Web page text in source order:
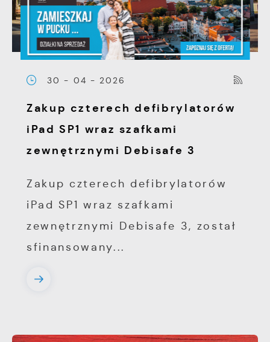
30 - 04 - 2026
Zakup czterech defibrylatorów
iPad SP1 wraz szafkami
zewnętrznymi Debisafe 3
Zakup czterech defibrylatorów
iPad SP1 wraz szafkami
zewnętrznymi Debisafe 3, został
sfinansowany...